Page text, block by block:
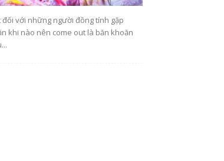
đối với những người đồng tính gặp
khi nào nên come out là băn khoăn